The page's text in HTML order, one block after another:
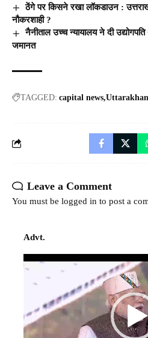
ठेंगे पर किसने रखा लॉकडाउन :
नौकरशाही ?
नैनीताल उच्च न्यायालय ने दी
जमानत
TAGGED: capital news
Leave a Comment
You must be logged in to post a
Advt.
Video